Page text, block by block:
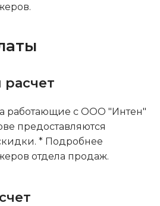
работающие с ООО "Интен"
предоставляются
* Подробнее
отдела продаж.